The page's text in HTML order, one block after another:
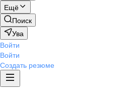
Ещё
Поиск
Ува
Войти
Войти
Создать резюме